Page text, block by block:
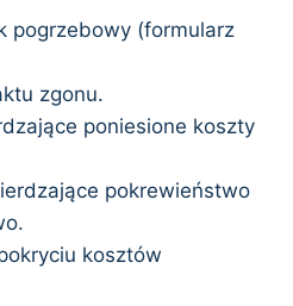
pogrzebowy (formularz
zgonu.
poniesione koszty
pokrewieństwo
kosztów